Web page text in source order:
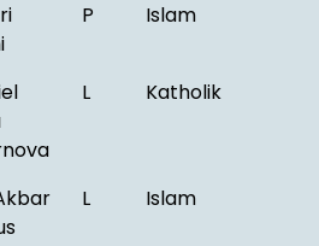
P Islam
L Katholik
L Islam